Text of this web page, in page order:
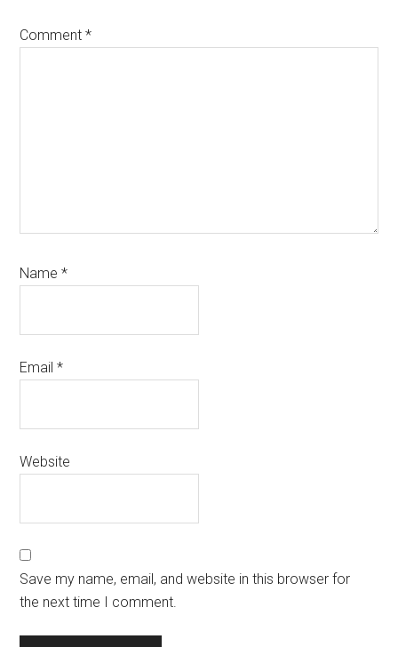
Comment*
Name*
Email*
Website
Save my name, email, and website in this browser for
the next time I comment.